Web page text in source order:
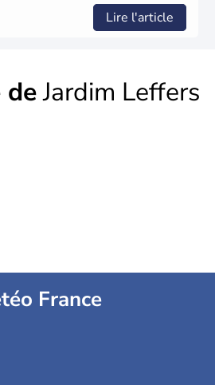
Lire l'article
Jardim Leffers
France